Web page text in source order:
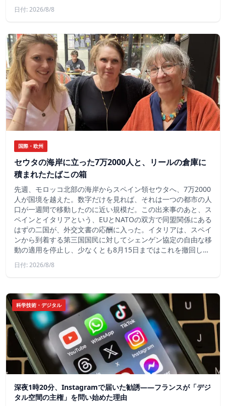
日付: 2026/8/8
国際・欧州
セウタの海岸に立った7万2000人と、リールの倉庫に
積まれたたばこの箱
先週、モロッコ北部の海岸からスペイン領セウタへ、7万2000
人が国境を越えた。数字だけを見れば、それは一つの都市の人
口が一週間で移動したのに近い規模だ。この出来事のあと、ス
ペインとイタリアという、EUとNATOの双方で同盟関係にある
はずの二国が、外交文書の応酬に入った。イタリアは、スペイ
ンから到着する第三国国民に対してシェンゲン協定の自由な移
動の適用を停止し、少なくとも8月15日まではこれを撤回し…
日付: 2026/8/8
科学技術・デジタル
深夜1時20分、Instagramで届いた勧誘――フランスが「デジ
タル空間の主権」を問い始めた理由